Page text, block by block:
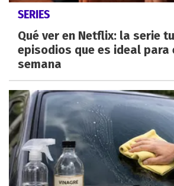
SERIES
Qué ver en Netflix: la serie
episodios que es ideal para
semana